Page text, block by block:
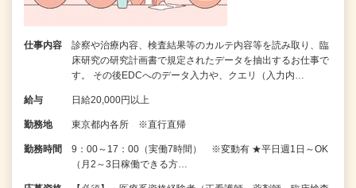
仕事内容
診察や治療内容、検査結果等のカルテ内容等を読み取り、臨
床研究の研究計画書で規定されたデータを抽出するお仕事で
す。 その後EDCへのデータ入力や、クエリ（入力内…
給与 日給20,000円以上
勤務地 東京都内各所 ※直行直帰
勤務時間
9：00～17：00（実働7時間） ※変動有 ★平日週1日～OK
（月2～3日稼働できる方…